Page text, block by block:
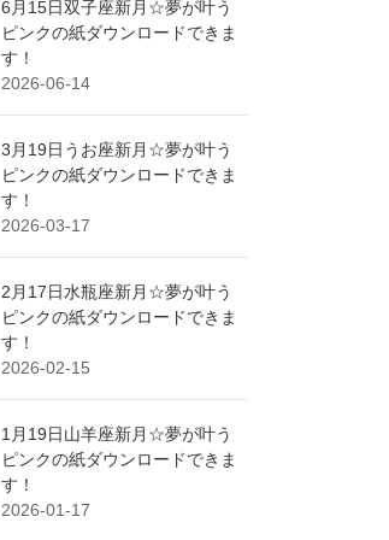
6月15日双子座新月☆夢が叶う
ピンクの紙ダウンロードできま
す！
2026-06-14
3月19日うお座新月☆夢が叶う
ピンクの紙ダウンロードできま
す！
2026-03-17
2月17日水瓶座新月☆夢が叶う
ピンクの紙ダウンロードできま
す！
2026-02-15
1月19日山羊座新月☆夢が叶う
ピンクの紙ダウンロードできま
す！
2026-01-17